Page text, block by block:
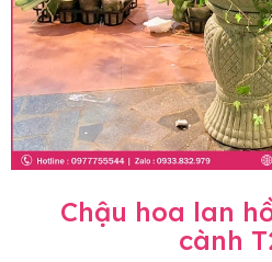
Chậu hoa lan
cành